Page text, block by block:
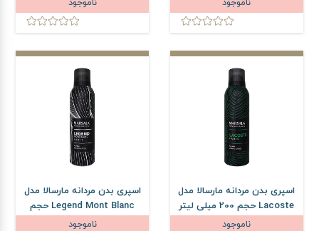
ناموجود ناموجود
اسپری بدن مردانه مارسالا مدل
Lacoste حجم 200 میلی لیتر
ناموجود
اسپری بدن مردانه مارسالا مدل
Legend Mont Blanc حجم
200 میلی لیترناموجود